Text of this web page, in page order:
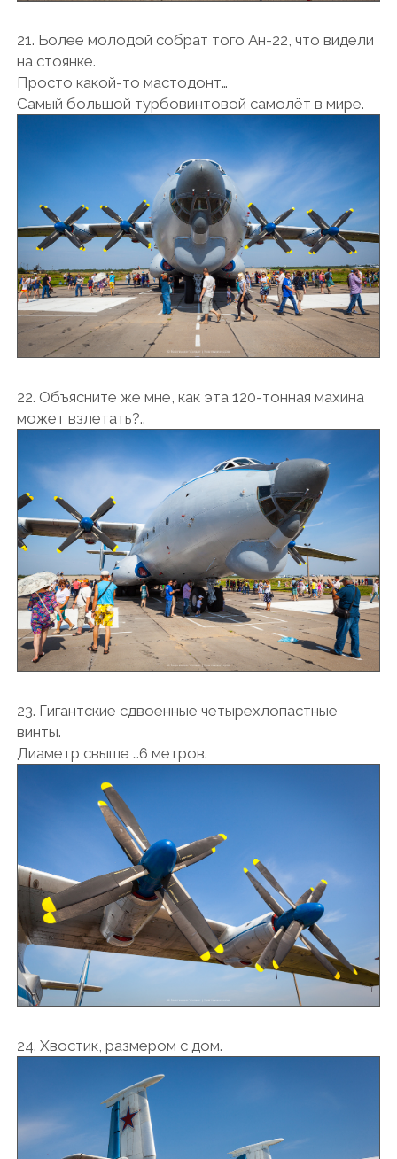
21. Более молодой собрат того Ан-22, что видели
на стоянке.
Просто какой-то мастодонт…
Самый большой турбовинтовой самолёт в мире.
22. Объясните же мне, как эта 120-тонная махина
может взлетать?..
23. Гигантские сдвоенные четырехлопастные
винты.
Диаметр свыше …6 метров.
24. Хвостик, размером с дом.